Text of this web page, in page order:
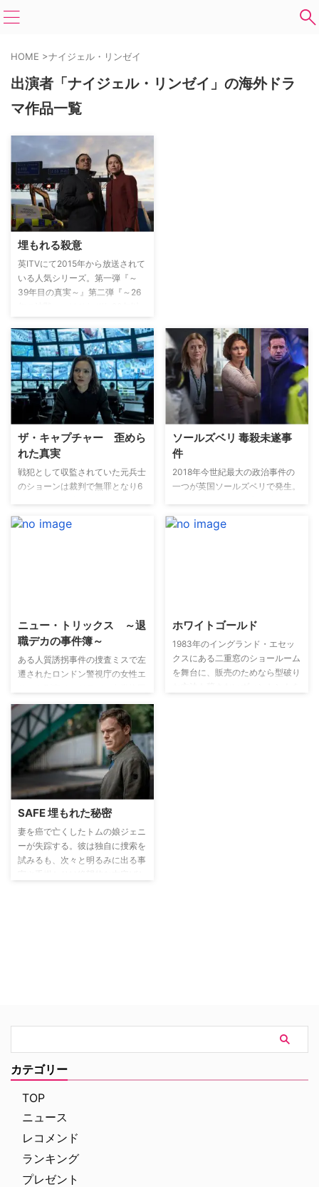
HOME >ナイジェル・リンゼイ
出演者「ナイジェル・リンゼイ」の海外ドラ
マ作品一覧
埋もれる殺意
英ITVにて2015年から放送されて
いる人気シリーズ。第一弾『～
39年目の真実～』第二弾『～26
上前の未解決事件を当時を知る関
係者たちに話を聞くことで捜査し
ていく、英国版『コールドケー
ス』と言うべき作品。
ザ・キャプチャー 歪めら
れた真実
戦犯として収監されていた元兵士
のショーンは裁判で無罪となり6
うパーティーの後、ショーンのも
とに警察が駆け込み、暴行拉致容
か？ ショーンはケアリー警部と
共に真相解明に挑む。
ソールズベリ 毒殺未遂事
件
2018年今世紀最大の政治事件の
一つが英国ソールズベリで発生。
リアが公園のベンチで意識不明の
状態で発見され、緊急搬送され
ったことが明らかになり、ソール
ズベリだけでなく、英国中が未曾
有の事態に騒然となる。
ニュー・トリックス ～退
職デカの事件簿～
ある人質誘拐事件の捜査ミスで左
遷されたロンドン警視庁の女性エ
のため、退職した元刑事のオヤジ
たちとタッグを組んで未解決の難
事件を捜査し、解決していく。
ホワイトゴールド
1983年のイングランド・エセッ
クスにある二重窓のショールーム
を舞台に、販売のためなら型破り
SAFE 埋もれた秘密
妻を癌で亡くしたトムの娘ジェニ
ーが失踪する。彼は独自に捜索を
試みるも、次々と明るみに出る事
カテゴリー
TOP
ニュース
レコメンド
ランキング
プレゼント